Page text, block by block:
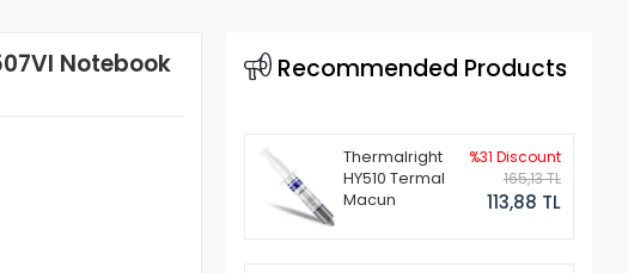
Notebook
Recommended Products
Thermalright
HY510 Termal
Macun
%31 Discount
165,13 TL
113,88 TL